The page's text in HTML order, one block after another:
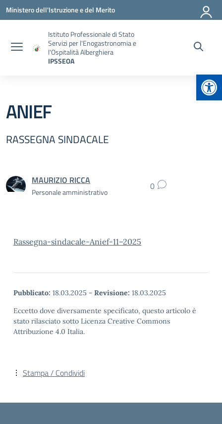
Vai ai contenuti
Vai al menu di navigazione
Vai al footer
Ministero dell'Istruzione e del Merito
Istituto Professionale di Stato
Servizi per l'Enogastronomia e
l'Ospitalità Alberghiera
IPSSEOA
ANIEF
RASSEGNA SINDACALE
MAURIZIO RICCA
Personale amministrativo 0
Rassegna-sindacale-Anief-11–2025
Pubblicato: 18.03.2025 - Revisione: 18.03.2025
Eccetto dove diversamente specificato, questo articolo è
stato rilasciato sotto Licenza Creative Commons
Attribuzione 4.0 Italia.
Stampa / Condividi